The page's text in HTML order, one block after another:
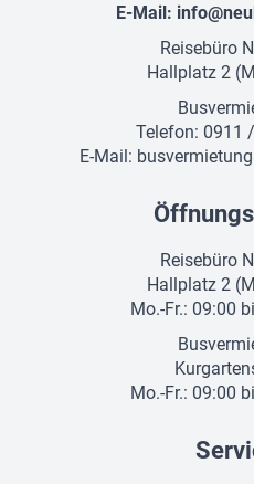
E-Mail:
Reisebüro
Hallplatz 2
Telefon: 0911
E-Mail:
Reisebüro
Hallplatz 2
Mo.-Fr.: 09:00
Mo.-Fr.: 09:00